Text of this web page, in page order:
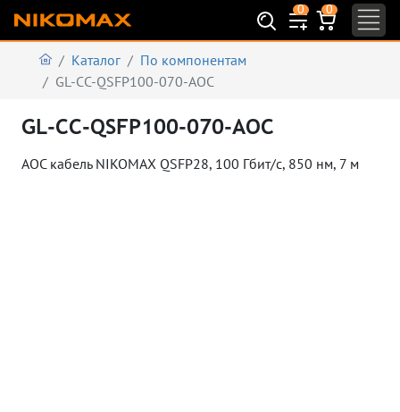
0 0
Каталог
По компонентам
GL-CC-QSFP100-070-AOC
GL-CC-QSFP100-070-AOC
AOC кабель NIKOMAX QSFP28, 100 Гбит/с, 850 нм, 7 м